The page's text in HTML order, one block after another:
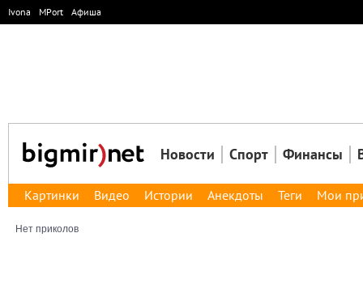
Ivona MPort Афиша
Новости Спорт Финансы
Картинки Видео Истории Анекдоты Теги Мои
Нет приколов